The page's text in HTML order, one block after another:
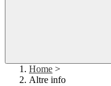
Home >
Altre info